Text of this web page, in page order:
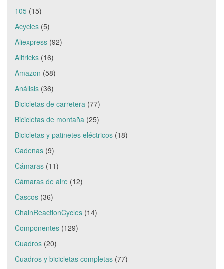
105 (15)
Acycles (5)
Aliexpress (92)
Alltricks (16)
Amazon (58)
Análisis (36)
Bicicletas de carretera (77)
Bicicletas de montaña (25)
Bicicletas y patinetes eléctricos (18)
Cadenas (9)
Cámaras (11)
Cámaras de aire (12)
Cascos (36)
ChainReactionCycles (14)
Componentes (129)
Cuadros (20)
Cuadros y bicicletas completas (77)